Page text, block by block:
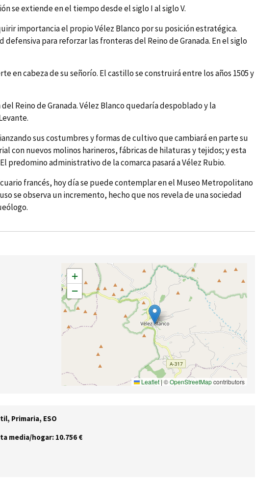
se extiende en el tiempo desde el siglo I al siglo V.
importancia el propio Vélez Blanco por su posición estratégica.
para reforzar las fronteras del Reino de Granada. En el siglo
en cabeza de su señorí­o. El castillo se construirá entre los años 1505 y
Reino de Granada. Vélez Blanco quedarí­a despoblado y la
sus costumbres y formas de cultivo que cambiará en parte su
con nuevos molinos harineros, fábricas de hilaturas y tejidos; y esta
predomino administrativo de la comarca pasará a Vélez Rubio.
francés, hoy dí­a se puede contemplar en el Museo Metropolitano
se observa un incremento, hecho que nos revela de una sociedad
+
−
Leaflet | ©OpenStreetMapcontributors
Primaria, ESO
media/hogar: 10.756 €